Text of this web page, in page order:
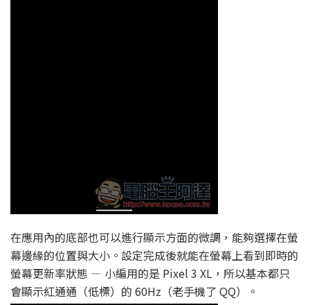
在應用內的底部也可以進行顯示方面的微調，能夠選擇在螢
幕邊緣的位置與大小。設定完成後就能在螢幕上看到即時的
螢幕更新率狀態 — 小編用的是 Pixel 3 XL，所以基本都只
會顯示紅通通（低標）的 60Hz（老手機了 QQ）。